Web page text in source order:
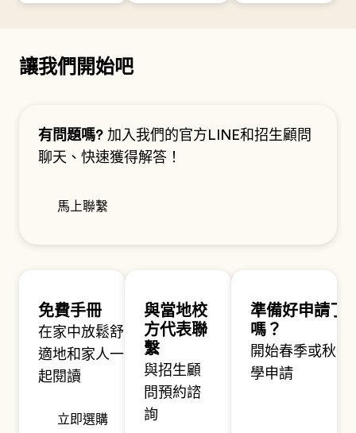
讓我們開始吧
有問題嗎? 加入我們的官方LINE和招生顧問
聊天、快速獲得解答！
馬上聯繫
免費手冊
在家中放鬆舒
適地和家人一
起閱讀
立即選購
與當地校
方代表聯
繫
與招生顧
問預約諮
詢
準備好申請了
嗎？
開始春季或秋季
學申請